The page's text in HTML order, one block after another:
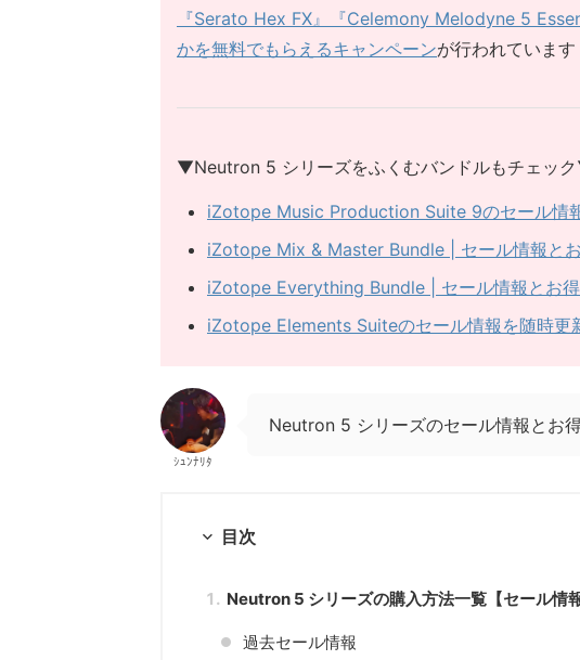
『Serato Hex FX』『Celemony Melodyne 5
かを無料でもらえるキャンペーンが行われています
▼Neutron 5 シリーズをふくむバンドルもチェッ
iZotope Music Production Suite 9のセール情
iZotope Mix & Master Bundle | セール情報と
iZotope Everything Bundle | セール情報とお
iZotope Elements Suiteのセール情報を随時更
ｼｭﾝﾅﾘﾀ
Neutron 5 シリーズのセール情報とお
目次
Neutron 5 シリーズの購入方法一覧【セール情
過去セール情報